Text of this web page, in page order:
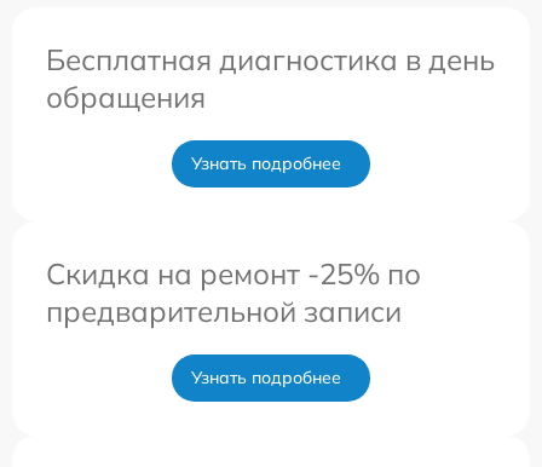
Бесплатная диагностика в день
обращения
Узнать подробнее
Скидка на ремонт -25% по
предварительной записи
Узнать подробнее